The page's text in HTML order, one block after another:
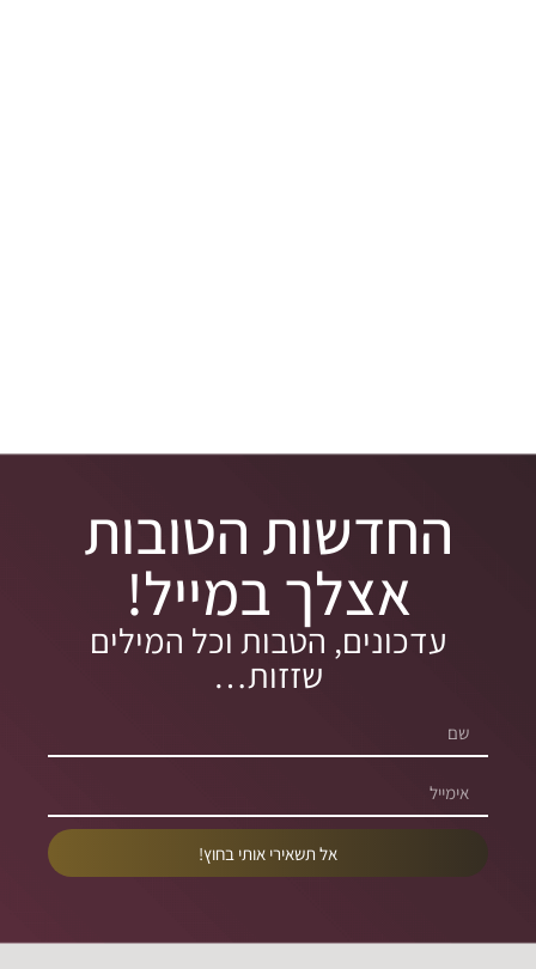
החדשות הטובות
אצלך במייל!
עדכונים, הטבות וכל המילים
שזזות…
אל תשאירי אותי בחוץ!